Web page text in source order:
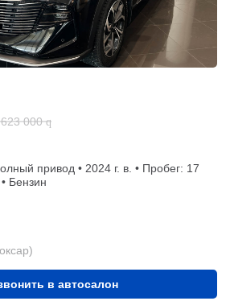
000 q
привод • 2024 г. в. • Пробег: 17
Бензин
в автосалон